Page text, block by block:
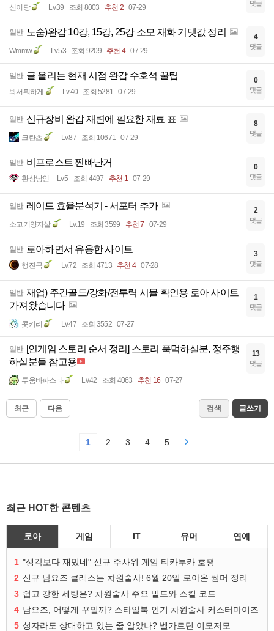
신이당 Lv.39 조회 8003 추천 2 07-29 댓글
일반 노숨)완갑 10강, 15강, 25강 소모 재화 기댓값 정리
Wmmw Lv.53 조회 9209 추천 4 07-29
4
댓글
일반 글 올리는 현재 시점 완갑 수호석 꿀팁
봐서뭐하게 Lv.40 조회 5281 07-29
0
댓글
일반 신규장비 완갑 재련에 필요한 재료 표
크란츠 Lv.87 조회 10671 07-29
8
댓글
일반 비프로스트 찐빠난거
환상낭인 Lv.5 조회 4497 추천 1 07-29
0
댓글
일반 레이드 효율분석기 - 서포터 추가
소고기양지살 Lv.19 조회 3599 추천 7 07-29
2
댓글
일반 로아하면서 유용한 사이트
행진곡 Lv.72 조회 4713 추천 4 07-28
3
댓글
일반 재업) 주간골드/강화/전투력 시뮬 확인용 로아 사이트
가져왔습니다
콧키리 Lv.47 조회 3552 07-27
1
댓글
일반 [인게임 스토리 순서 정리] 스토리 푹먹하실분, 정주행
하실분들 참고용
투움바파스타 Lv.42 조회 4063 추천 16 07-27
13
댓글
최근 다음 검색 글쓰기
1 2 3 4 5
최근 HOT한 콘텐츠
로아 게임 IT 유머 연예
1 "생각보다 재밌네" 신규 주사위 게임 티카투카 호평
2 신규 남요즈 클래스는 차원술사! 6월 20일 로아온 썸머 정리
3 쉽고 강한 세팅은? 차원술사 주요 빌드와 스킬 코드
4 남요즈, 어떻게 꾸밀까? 스타일북 인기 차원술사 커스터마이즈
5 성자라도 상대하고 있는 줄 알았나? 벨가르딘 이모저모